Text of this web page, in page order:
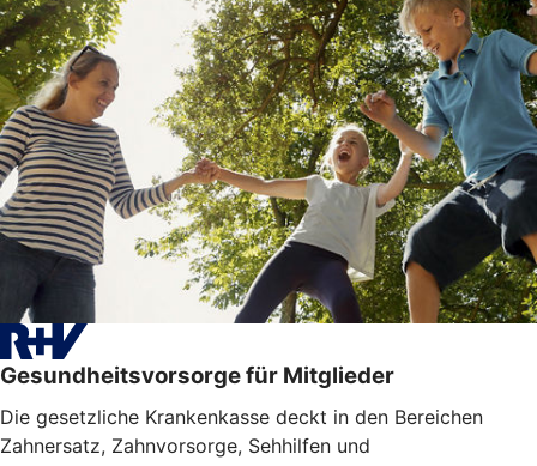
Gesundheitsvorsorge für Mitglieder
Die gesetzliche Krankenkasse deckt in den Bereichen
Zahnersatz, Zahnvorsorge, Sehhilfen und